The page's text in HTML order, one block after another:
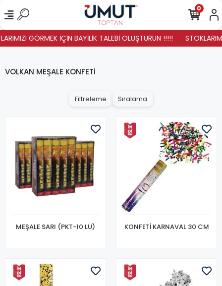
GÖRMEK İÇİN BAYİLİK TALEBİ OLUŞTURUN !!!!!
0
VOLKAN MEŞALE KONFETİ
Filtreleme Sıralama
MEŞALE SARI (PKT-10 LU) KONFETİ KARNAVAL 30 CM